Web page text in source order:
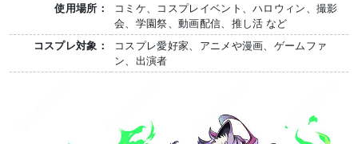
使用場所：
コミケ、コスプレイベント、ハロウィン、撮影
会、学園祭、動画配信、推し活 など
コスプレ対象：
コスプレ愛好家、アニメや漫画、ゲームファ
ン、出演者